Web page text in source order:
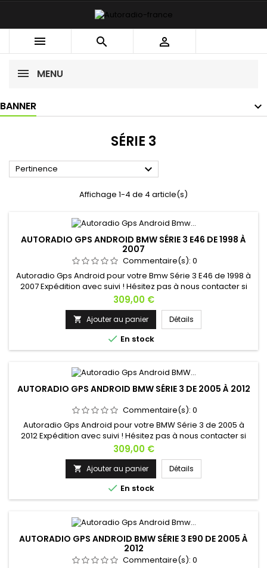
  
MENU
BANNER
SÉRIE 3
Pertinence 
Affichage 1-4 de 4 article(s)
AUTORADIO GPS ANDROID BMW SÉRIE 3 E46 DE 1998 À
2007
Commentaire(s): 0
Autoradio Gps Android pour votre Bmw Série 3 E46 de 1998 à
2007 Expédition avec suivi ! Hésitez pas à nous contacter si
vous avez une question !
Prix
309,00 €
 Ajouter au panier Détails
 En stock
AUTORADIO GPS ANDROID BMW SÉRIE 3 DE 2005 À 2012
Commentaire(s): 0
Autoradio Gps Android pour votre BMW Série 3 de 2005 à
2012 Expédition avec suivi ! Hésitez pas à nous contacter si
vous avez une question !
Prix
309,00 €
 Ajouter au panier Détails
 En stock
AUTORADIO GPS ANDROID BMW SÉRIE 3 E90 DE 2005 À
2012
Commentaire(s): 0